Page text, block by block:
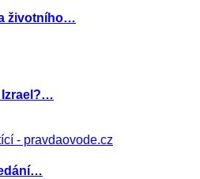
životního…
Izrael?…